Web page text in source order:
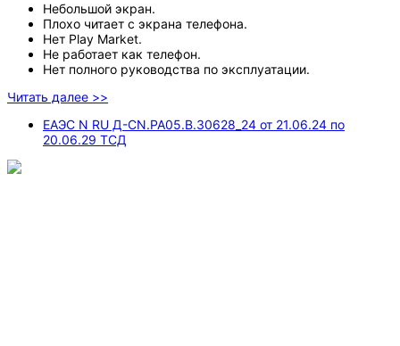
Небольшой экран.
Плохо читает с экрана телефона.
Нет Play Market.
Не работает как телефон.
Нет полного руководства по эксплуатации.
Читать далее >>
ЕАЭС N RU Д-CN.РА05.В.30628_24 от 21.06.24 по
20.06.29 ТСД